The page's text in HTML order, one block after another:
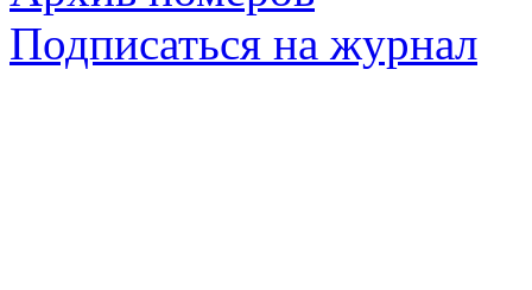
Подписаться на журнал